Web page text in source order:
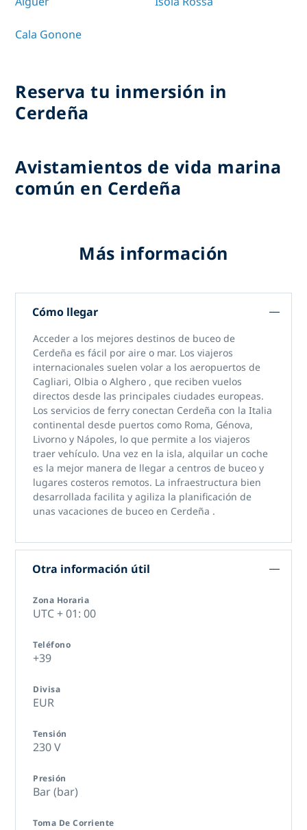
Cala Gonone
Reserva tu inmersión in
Cerdeña
Avistamientos de vida marina
común en Cerdeña
Más información
Cómo llegar
Acceder a los mejoresdestinos de buceo de
Cerdeña es fácil por aire o mar. Los viajeros
internacionales suelen volar a los aeropuertos de
Cagliari, Olbia o Alghero , que reciben vuelos
directos desde las principales ciudades europeas.
Los servicios de ferry conectan Cerdeña con la Italia
continental desde puertos como Roma, Génova,
Livorno y Nápoles, lo que permite a los viajeros
traer vehículo. Una vez en la isla, alquilar un coche
es la mejor manera de llegar a centros de buceo y
lugares costeros remotos. La infraestructura bien
desarrollada facilita y agiliza la planificación de
unasvacaciones de buceo en Cerdeña .
Otra información útil
Zona Horaria
UTC + 01: 00
Teléfono
+39
Divisa
EUR
Tensión
230 V
Presión
Bar (bar)
Toma De Corriente